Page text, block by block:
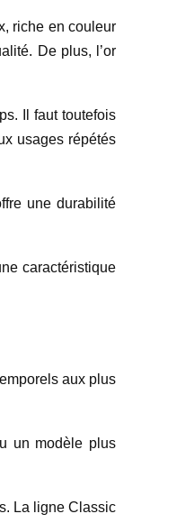
riche en couleur
De plus, l’or
Il faut toutefois
usages répétés
une durabilité
caractéristique
aux plus
un modèle plus
La ligne Classic